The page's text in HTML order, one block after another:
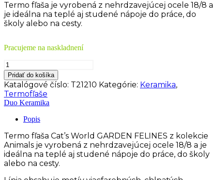
Termo fľaša je vyrobená z nehrdzavejúcej ocele 18/8 a
je ideálna na teplé aj studené nápoje do práce, do
školy alebo na cesty.
Pracujeme na naskladnení
množstvo
DUO
PL
Termofľaša
Cat’s
World
GARDEN
FELINES
500
ml/1079
Pridať do košíka
Katalógové číslo: T21210 Kategórie: Keramika,
Termofľaše
Duo Keramika
Popis
Termo fľaša Cat’s World GARDEN FELINES z kolekcie
Animals je vyrobená z nehrdzavejúcej ocele 18/8 a je
ideálna na teplé aj studené nápoje do práce, do školy
alebo na cesty.